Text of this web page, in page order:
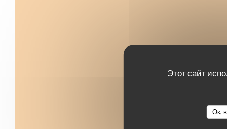
Этот сайт
Ок,